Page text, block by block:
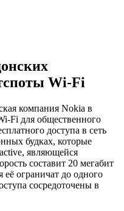
Wi-Fi
компания Nokia в
Fi для общественного
доступа в сеть
будках, которые
являющейся
составит 20 мегабит
её ограничат до одного
сосредоточены в